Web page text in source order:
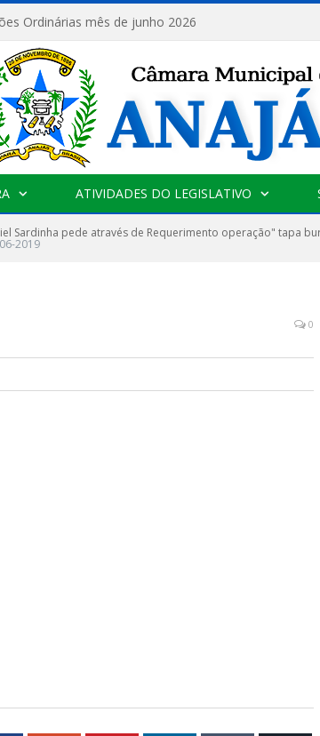
Ordinárias mês de junho 2026
ATIVIDADES DO LEGISLATIVO
Sardinha pede através de Requerimento operação" tapa
2019
0